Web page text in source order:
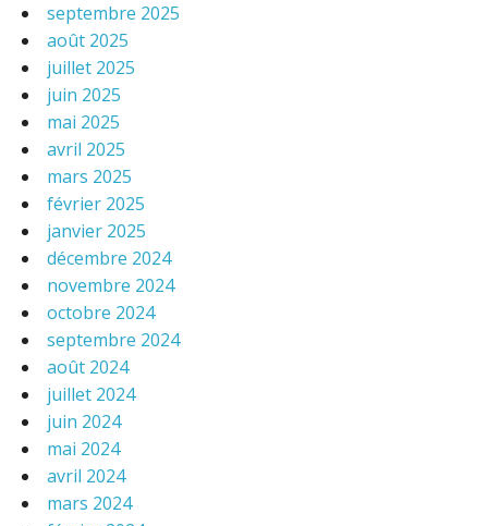
septembre 2025
août 2025
juillet 2025
juin 2025
mai 2025
avril 2025
mars 2025
février 2025
janvier 2025
décembre 2024
novembre 2024
octobre 2024
septembre 2024
août 2024
juillet 2024
juin 2024
mai 2024
avril 2024
mars 2024